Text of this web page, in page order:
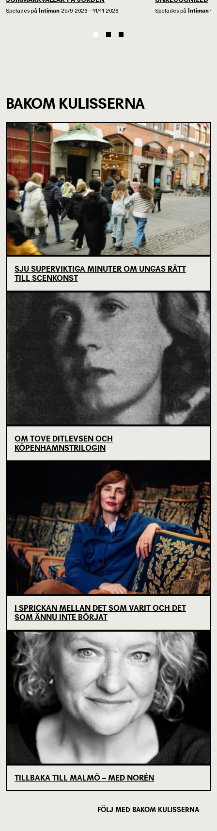
Spelades på Intiman 25/9 2026 - 11/11 2026 Spelades på Intiman
BAKOM KULISSERNA
SJU SUPERVIKTIGA MINUTER OM UNGAS RÄTT
TILL SCENKONST
OM TOVE DITLEVSEN OCH
KÖPENHAMNSTRILOGIN
I SPRICKAN MELLAN DET SOM VARIT OCH DET
SOM ÄNNU INTE BÖRJAT
TILLBAKA TILL MALMÖ – MED NORÉN
FÖLJ MED BAKOM KULISSERNA